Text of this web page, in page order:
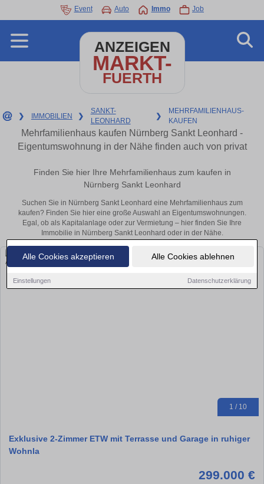
Alle Cookies akzeptieren Alle Cookies ablehnen
Einstellungen Datenschutzerklärung
Event Auto Immo Job
ANZEIGEN
MARKT-
FUERTH
❯ IMMOBILIEN ❯
SANKT-
LEONHARD
❯
MEHRFAMILIENHAUS-
KAUFEN
Mehrfamilienhaus kaufen Nürnberg Sankt Leonhard -
Eigentumswohnung in der Nähe finden auch von privat
Finden Sie hier Ihre Mehrfamilienhaus zum kaufen in
Nürnberg Sankt Leonhard
Suchen Sie in Nürnberg Sankt Leonhard eine Mehrfamilienhaus zum
kaufen? Finden Sie hier eine große Auswahl an Eigentumswohnungen.
Egal, ob als Kapitalanlage oder zur Vermietung – hier finden Sie Ihre
Immobilie in Nürnberg Sankt Leonhard oder in der Nähe.
1 / 10
Exklusive 2-Zimmer ETW mit Terrasse und Garage in ruhiger
Wohnla
299.000 €